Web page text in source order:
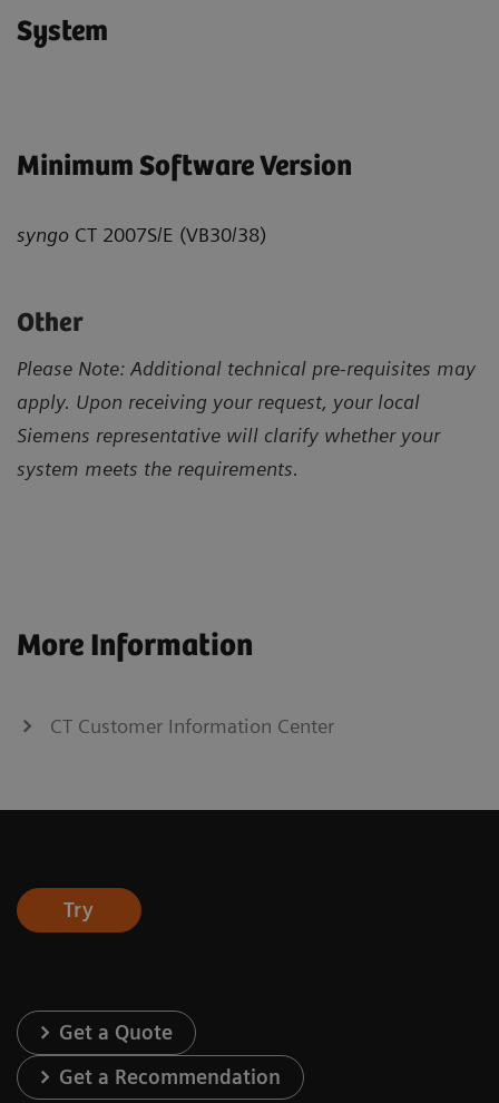
System
Minimum Software Version
syngo CT 2007S/E (VB30/38)
Other
Please Note: Additional technical pre-requisites may
apply. Upon receiving your request, your local
Siemens representative will clarify whether your
system meets the requirements.
More Information
CT Customer Information Center
Try
Get a Quote
Get a Recommendation